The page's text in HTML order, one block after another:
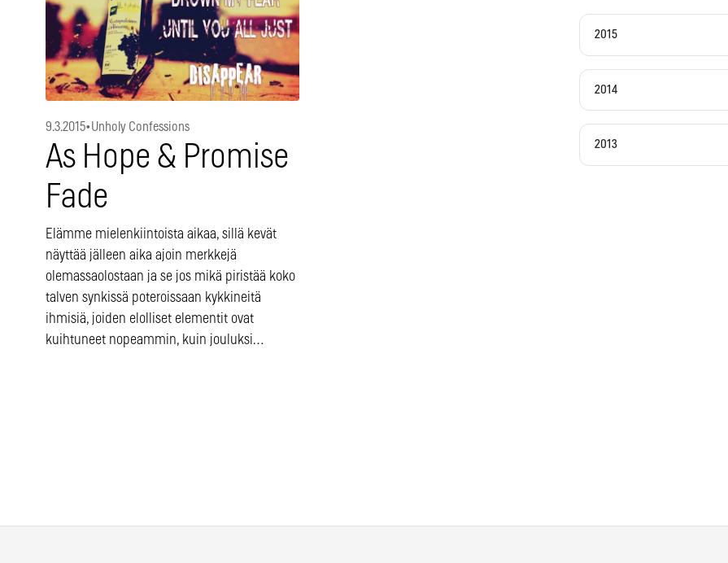
9.3.2015•Unholy Confessions
As Hope & Promise
Fade
Elämme mielenkiintoista aikaa, sillä kevät
näyttää jälleen aika ajoin merkkejä
olemassaolostaan ja se jos mikä piristää koko
talven synkissä poteroissaan kykkineitä
ihmisiä, joiden elolliset elementit ovat
kuihtuneet nopeammin, kuin jouluksi…
2015
2014
2013